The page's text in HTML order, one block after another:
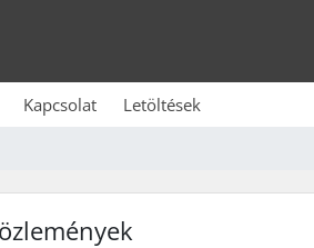
Kapcsolat Letöltések